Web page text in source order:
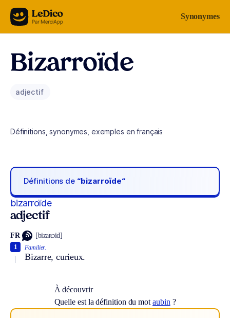
Aller au contenu Synonymes
Bizarroïde
adjectif
Définitions, synonymes, exemples en français
Définitions de “bizarroïde“
bizarroïde
adjectif
FR [bizaʀɔid]
Familier.
Bizarre, curieux.
1
À découvrir
Quelle est la définition du mot aubin ?